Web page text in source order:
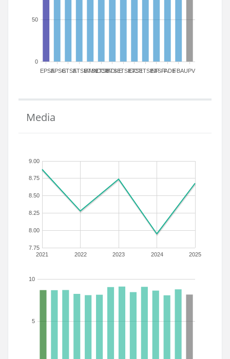
EPSAEPSGETSAETSIAMN
ETSICCP
ETSIADI
ETSIEETSIGCT
ETSIIETSINFETSITFADEFBAUPV
0
50
Media
2021 2022 2023 2024 2025
7.75
8.00
8.25
8.50
8.75
9.00
5
10